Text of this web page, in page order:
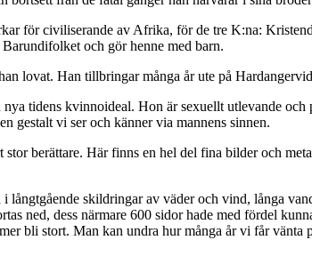
för civiliserande av Afrika, för de tre K:na:
och gör henne med barn.
lovat. Han tillbringar många år ute på
tidens kvinnoideal. Hon är sexuellt utlevande
gestalt vi ser och känner via mannens sinnen.
berättare. Här finns en hel del fina bilder och
långtgående skildringar av väder och vind, långa
ned, dess närmare 600 sidor hade med fördel
bli stort. Man kan undra hur många år vi får vänta